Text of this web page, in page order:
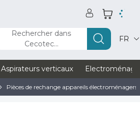
Rechercher dans
Cecotec...
FR
Aspirateurs verticaux
Pièces de rechange appareils électroménagers